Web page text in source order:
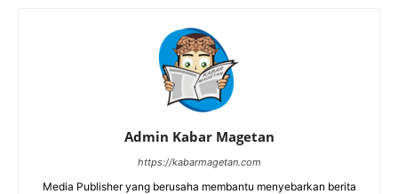
Admin Kabar Magetan
https://kabarmagetan.com
Media Publisher yang berusaha membantu menyebarkan berita